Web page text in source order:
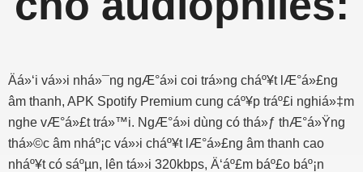
Äá»‘i vá»›i nhá»¯ng ngÆ°á»i coi trá»ng cháº¥t lÆ°á»£ng
âm thanh, APK Spotify Premium cung cáº¥p tráº£i nghiá»‡m
nghe vÆ°á»£t trá»™i. NgÆ°á»i dùng có thá»ƒ thÆ°á»Ÿng
thá»©c âm nháº¡c vá»›i cháº¥t lÆ°á»£ng âm thanh cao
nháº¥t có sáºµn, lên tá»›i 320kbps, Ä‘áº£m báº£o báº¡n